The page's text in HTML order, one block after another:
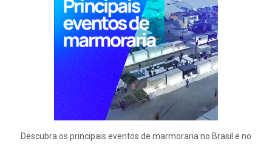
Descubra os principais eventos de marmoraria no Brasil e no